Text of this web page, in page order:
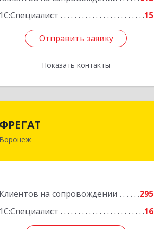
1С:Специалист
15
Отправить заявку
Показать контакты
Отправить заявку
Назад
ФРЕГАТ
Воронеж
Клиентов на сопровождении
295
1С:Специалист
16
394006, Воронежская обл, Воронеж г,
Подробнее